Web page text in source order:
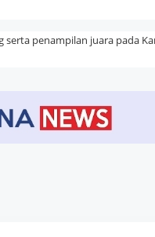
penampilan juara pada